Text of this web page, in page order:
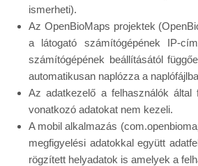
ismerheti).
Az OpenBioMaps projektek
a látogató számítógépének IP-
számítógépének beállításától
automatikusan naplózza a
Az adatkezelő a felhasználók által
vonatkozó adatokat nem kezeli.
A mobil alkalmazás
megfigyelési adatokkal együtt
rögzített helyadatok is amelyek a